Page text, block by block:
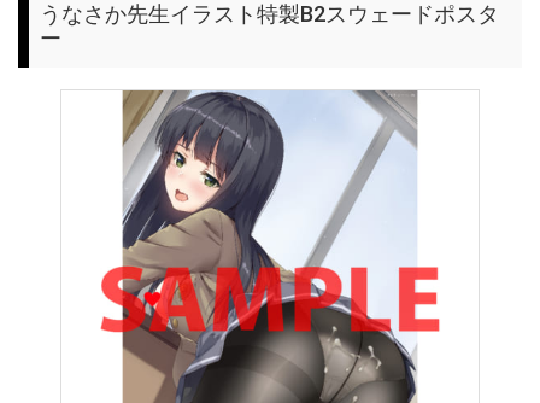
うなさか先生イラスト特製B2スウェードポスタ
ー